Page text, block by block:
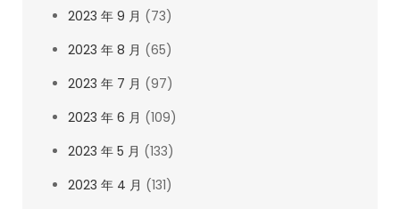
2023 年 9 月 (73)
2023 年 8 月 (65)
2023 年 7 月 (97)
2023 年 6 月 (109)
2023 年 5 月 (133)
2023 年 4 月 (131)